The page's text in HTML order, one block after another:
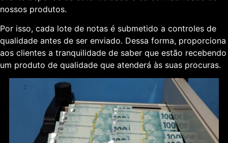
nossos produtos.
Por isso, cada lote de notas é submetido a controles de
qualidade antes de ser enviado. Dessa forma, proporciona
aos clientes a tranquilidade de saber que estão recebendo
um produto de qualidade que atenderá às suas procuras.